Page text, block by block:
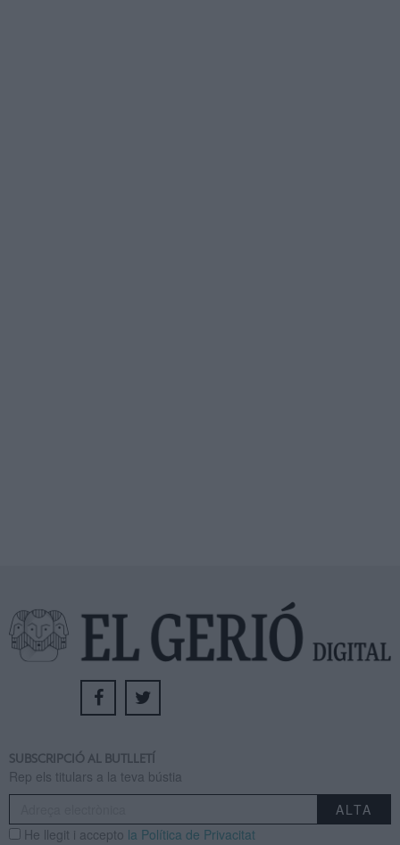
SUBSCRIPCIÓ AL BUTLLETÍ
Rep els titulars a la teva bústia
He llegit i accepto la Política de Privacitat